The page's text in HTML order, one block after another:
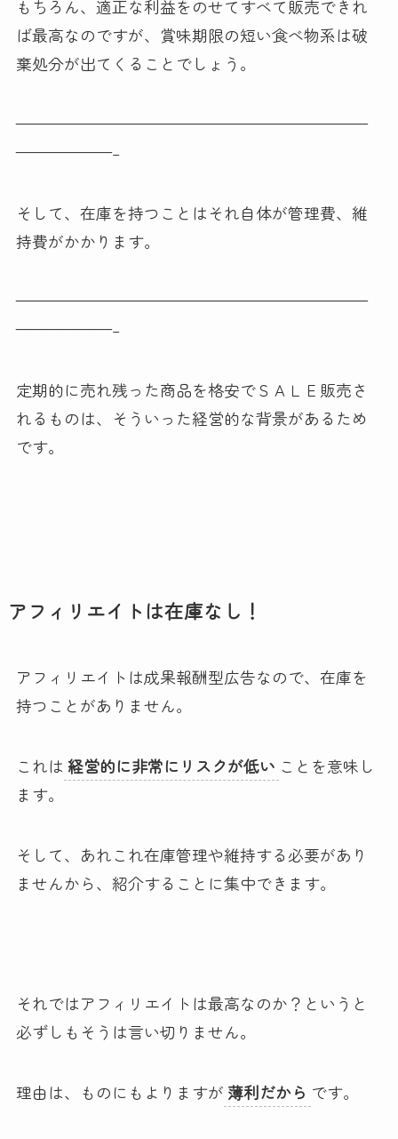
もちろん、適正な利益をのせてすべて販売できれ
ば最高なのですが、賞味期限の短い食べ物系は破
棄処分が出てくることでしょう。
——————————————————————
——————–
そして、在庫を持つことはそれ自体が管理費、維
持費がかかります。
——————————————————————
——————–
定期的に売れ残った商品を格安でＳＡＬＥ販売さ
れるものは、そういった経営的な背景があるため
です。
アフィリエイトは在庫なし！
アフィリエイトは成果報酬型広告なので、在庫を
持つことがありません。
これは 経営的に非常にリスクが低い ことを意味し
ます。
そして、あれこれ在庫管理や維持する必要があり
ませんから、紹介することに集中できます。
それではアフィリエイトは最高なのか？というと
必ずしもそうは言い切りません。
理由は、ものにもよりますが 薄利だから です。